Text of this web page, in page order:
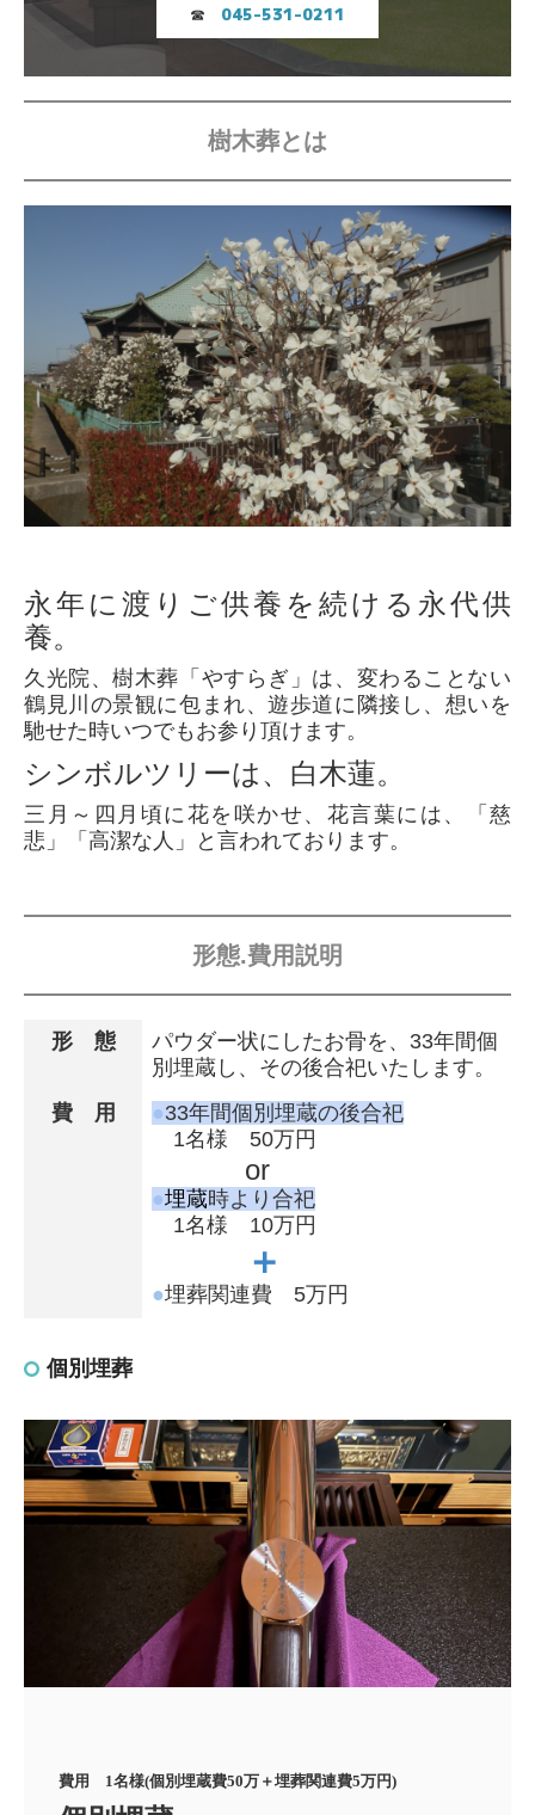
☎ 045-531-0211
樹木葬とは
永年に渡りご供養を続ける永代供
養。
久光院、樹木葬「やすらぎ」は、変わることない
鶴見川の景観に包まれ、遊歩道に隣接し、想いを
馳せた時いつでもお参り頂けます。
シンボルツリーは、白木蓮。
三月～四月頃に花を咲かせ、花言葉には、「慈
悲」「高潔な人」と言われております。
形態.費用説明
形 態
パウダー状にしたお骨を、33年間個
別埋蔵し、その後合祀いたします。
費 用
●33年間個別埋蔵の後合祀
1名様 50万円
or
●埋蔵時より合祀
1名様 10万円
＋
●埋葬関連費 5万円
個別埋葬
費用　1名様(個別埋蔵費50万＋埋葬関連費5万円)